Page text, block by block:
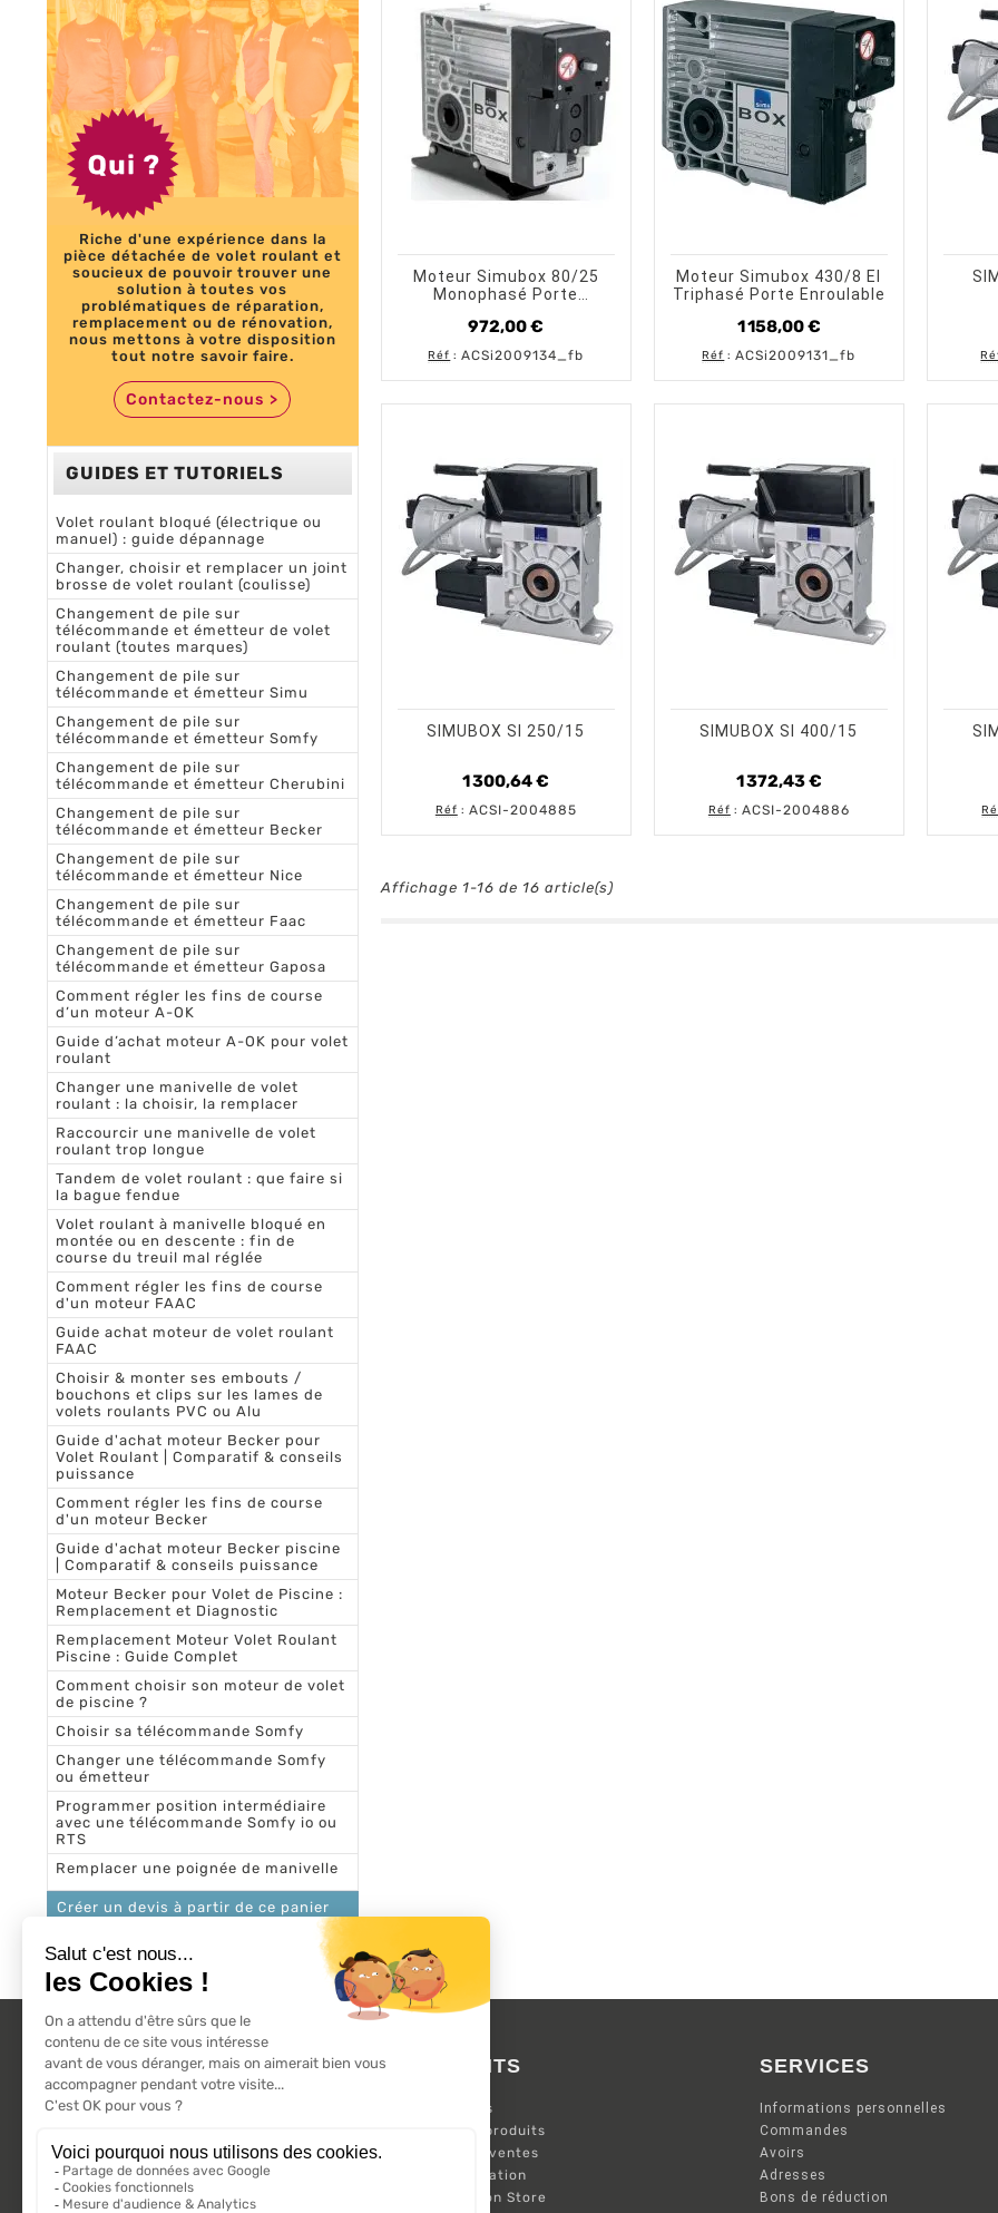
Riche d'une expérience dans la
pièce détachée de volet roulant et
soucieux de pouvoir trouver une
solution à toutes vos
problématiques de réparation,
remplacement ou de rénovation,
nous mettons à votre disposition
tout notre savoir faire.
Contactez-nous >
GUIDES ET TUTORIELS
Volet roulant bloqué (électrique ou
manuel) : guide dépannage
Changer, choisir et remplacer un joint
brosse de volet roulant (coulisse)
Changement de pile sur
télécommande et émetteur de volet
roulant (toutes marques)
Changement de pile sur
télécommande et émetteur Simu
Changement de pile sur
télécommande et émetteur Somfy
Changement de pile sur
télécommande et émetteur Cherubini
Changement de pile sur
télécommande et émetteur Becker
Changement de pile sur
télécommande et émetteur Nice
Changement de pile sur
télécommande et émetteur Faac
Changement de pile sur
télécommande et émetteur Gaposa
Comment régler les fins de course
d’un moteur A-OK
Guide d’achat moteur A-OK pour volet
roulant
Changer une manivelle de volet
roulant : la choisir, la remplacer
Raccourcir une manivelle de volet
roulant trop longue
Tandem de volet roulant : que faire si
la bague fendue
Volet roulant à manivelle bloqué en
montée ou en descente : fin de
course du treuil mal réglée
Comment régler les fins de course
d'un moteur FAAC
Guide achat moteur de volet roulant
FAAC
Choisir & monter ses embouts /
bouchons et clips sur les lames de
volets roulants PVC ou Alu
Guide d'achat moteur Becker pour
Volet Roulant | Comparatif & conseils
puissance
Comment régler les fins de course
d'un moteur Becker
Guide d'achat moteur Becker piscine
| Comparatif & conseils puissance
Moteur Becker pour Volet de Piscine :
Remplacement et Diagnostic
Remplacement Moteur Volet Roulant
Piscine : Guide Complet
Comment choisir son moteur de volet
de piscine ?
Choisir sa télécommande Somfy
Changer une télécommande Somfy
ou émetteur
Programmer position intermédiaire
avec une télécommande Somfy io ou
RTS
Remplacer une poignée de manivelle
Créer un devis à partir de ce panier
Demander un devis
Moteur Simubox 80/25
Monophasé Porte
972,00 €
Prix
Réf : ACSi2009134_fb
Moteur Simubox 430/8 EI
Triphasé Porte Enroulable
1 158,00 €
Prix
Réf : ACSi2009131_fb
SIMUBOX SI 250/15
1 300,64 €
Prix
Réf : ACSI-2004885
SIMUBOX SI 400/15
1 372,43 €
Prix
Réf : ACSI-2004886
Affichage 1-16 de 16 article(s)
L'ACTU 100%
VOLET ROULANT
Suivez-nous sur les réseaux sociaux.
PRODUITS
Promotions
Nouveaux produits
Meilleures ventes
Kit Motorisation
Motorisation Store
SERVICES
Informations personnelles
Commandes
Avoirs
Adresses
Bons de réduction